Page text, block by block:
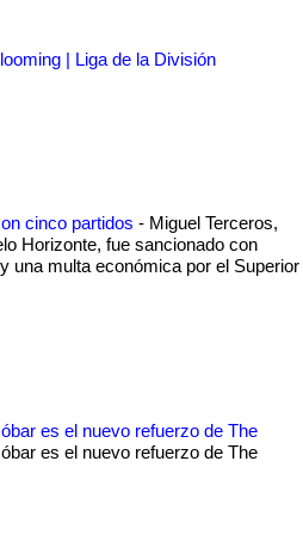
| Liga de la División
cinco partidos - Miguel Terceros,
Horizonte, fue sancionado con
una multa económica por el Superior
es el nuevo refuerzo de The
es el nuevo refuerzo de The